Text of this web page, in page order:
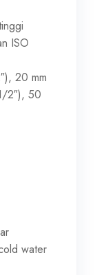
ISO
20 mm
2″), 50
water